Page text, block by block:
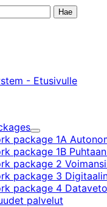
Alavalikko
package 1A
package 1B
package 2
package 3
package 4
palvelut